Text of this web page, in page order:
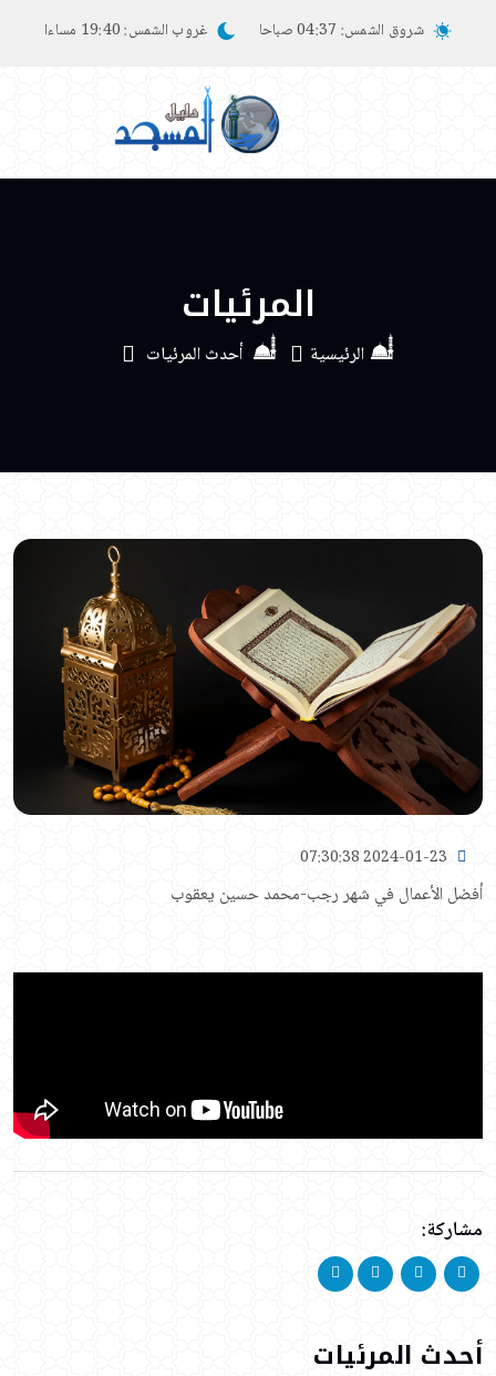
شروق الشمس: 04:37 صباحا غروب الشمس:19:40 مساءا
المرئيات
الرئيسية أحدث المرئيات
أفضل الأعمال في شهر رجب-محمد حسين يعقوب
مشاركة:
أحدث المرئيات